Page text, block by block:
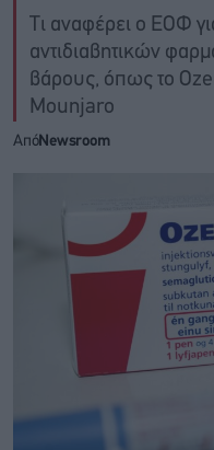
Τι αναφέρει ο ΕΟΦ
αντιδιαβητικών
βάρους, όπως το
Mounjaro
ΑπόNewsroom